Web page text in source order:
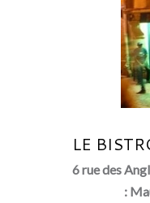
LE
6 rue des
: